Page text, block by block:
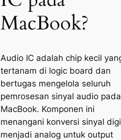
MacBook?
Audio IC adalah chip kecil
tertanam di logic board dan
bertugas mengelola seluruh
pemrosesan sinyal audio pada
MacBook. Komponen ini
menangani konversi sinyal
menjadi analog untuk output